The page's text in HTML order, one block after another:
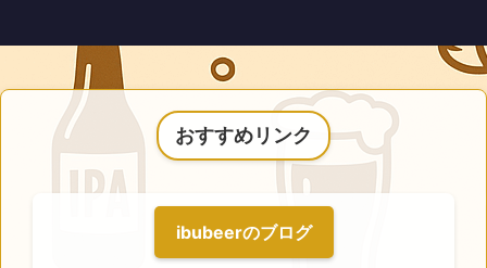
おすすめリンク
ibubeerのブログ